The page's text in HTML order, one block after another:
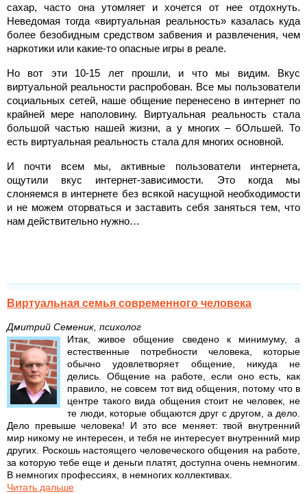
сахар, часто она утомляет и хочется от нее отдохнуть.
Неведомая тогда «виртуальная реальность» казалась куда
более безобидным средством забвения и развлечения, чем
наркотики или какие-то опасные игры в реале.
Но вот эти 10-15 лет прошли, и что мы видим. Вкус
виртуальной реальности распробован. Все мы пользователи
социальных сетей, наше общение перенесено в интернет по
крайней мере наполовину. Виртуальная реальность стала
большой частью нашей жизни, а у многих – бОльшей. То
есть виртуальная реальность стала для многих основной.
И почти всем мы, активные пользователи интернета,
ощутили вкус интернет-зависимости. Это когда мы
слоняемся в интернете без всякой насущной необходимости
и не можем оторваться и заставить себя заняться тем, что
нам действительно нужно…
Виртуальная семья современного человека
Дмитрий Семеник, психолог
Итак, живое общение сведено к минимуму, а
естественные потребности человека, которые
обычно удовлетворяет общение, никуда не
делись. Общение на работе, если оно есть, как
правило, не совсем тот вид общения, потому что в
центре такого вида общения стоит не человек, не
те люди, которые общаются друг с другом, а дело.
Дело превыше человека! И это все меняет: твой внутренний
мир никому не интересен, и тебя не интересует внутренний мир
других. Роскошь настоящего человеческого общения на работе,
за которую тебе еще и деньги платят, доступна очень немногим.
В немногих профессиях, в немногих коллективах.
Читать дальше